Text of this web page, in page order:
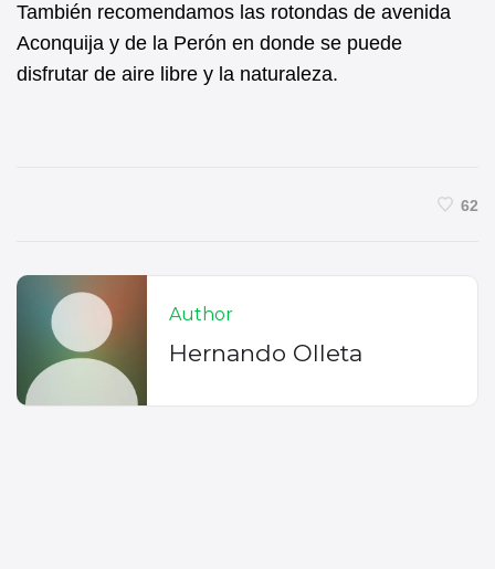
También recomendamos las rotondas de avenida
Aconquija y de la Perón en donde se puede
disfrutar de aire libre y la naturaleza.
62
Author
Hernando Olleta